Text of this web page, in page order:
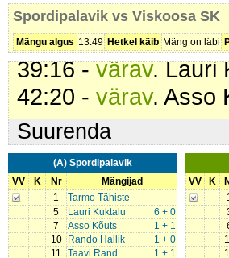
Spordipalavik vs Viskoosa SK
Mängu algus 13:49 Hetkel käib Mäng on läbi
Seis12 - 5
37:22 -värav. Kardo
39:16 -värav. Lauri
42:20 - värav. Asso
Suurenda
(A) Spordipalavik
VV
K Nr
Mängijad
1
Tarmo Tähiste
5
6 + 0
Lauri Kuktalu
7
1 + 1
Asso Kõuts
10
1 + 0
Rando Hallik
11
1 + 1
Taavi Rand
VV
K